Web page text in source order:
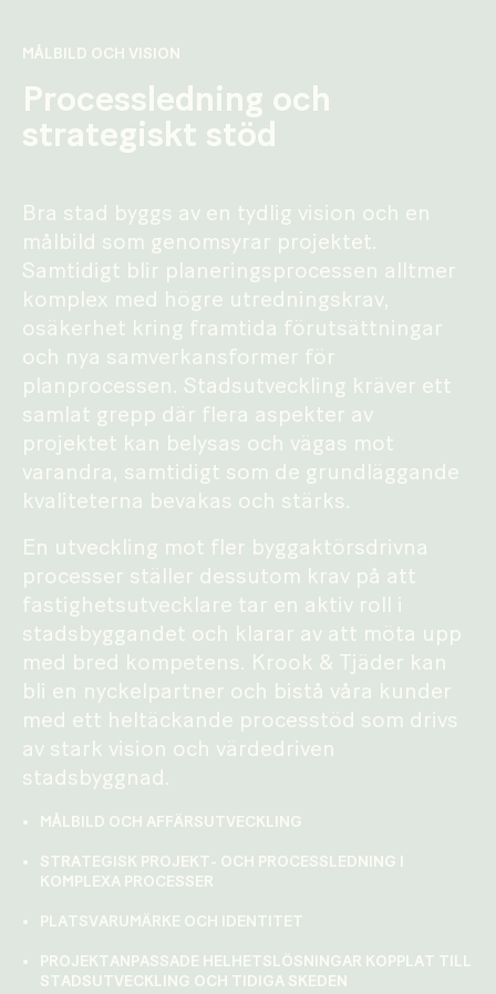
MÅLBILD OCH VISION
Processledning och
strategiskt stöd
Bra stad byggs av en tydlig vision och en
målbild som genomsyrar projektet.
Samtidigt blir planeringsprocessen alltmer
komplex med högre utredningskrav,
osäkerhet kring framtida förutsättningar
och nya samverkansformer för
planprocessen. Stadsutveckling kräver ett
samlat grepp där flera aspekter av
projektet kan belysas och vägas mot
varandra, samtidigt som de grundläggande
kvaliteterna bevakas och stärks.
En utveckling mot fler byggaktörsdrivna
processer ställer dessutom krav på att
fastighetsutvecklare tar en aktiv roll i
stadsbyggandet och klarar av att möta upp
med bred kompetens. Krook & Tjäder kan
bli en nyckelpartner och bistå våra kunder
med ett heltäckande processtöd som drivs
av stark vision och värdedriven
stadsbyggnad.
MÅLBILD OCH AFFÄRSUTVECKLING
STRATEGISK PROJEKT- OCH PROCESSLEDNING I
KOMPLEXA PROCESSER
PLATSVARUMÄRKE OCH IDENTITET
PROJEKTANPASSADE HELHETSLÖSNINGAR KOPPLAT TILL
STADSUTVECKLING OCH TIDIGA SKEDEN